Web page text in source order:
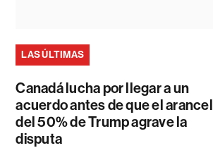
LAS ÚLTIMAS
Canadá lucha por llegar a un
acuerdo antes de que el arancel
del 50% de Trump agrave la
disputa